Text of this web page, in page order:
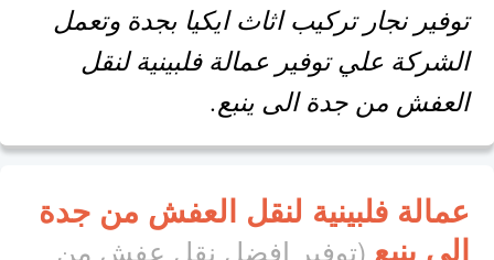
توفير نجار تركيب اثاث ايكيا بجدة وتعمل
الشركة علي توفير عمالة فلبينية لنقل
العفش من جدة الى ينبع.
عمالة فلبينية لنقل العفش من جدة
الى ينبع(توفير افضل نقل عفش من